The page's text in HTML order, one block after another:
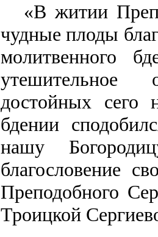
«В житии
чудные плоды
молитвенного
утешительное
достойных сего
бдении
нашу
благословение
Преподобного
Троицкой